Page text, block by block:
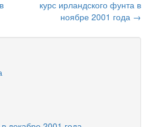
курс ирландского фунта в
ноябре 2001 года →